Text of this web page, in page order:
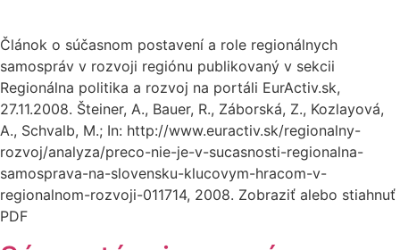
Článok o súčasnom postavení a role regionálnych
samospráv v rozvoji regiónu publikovaný v sekcii
Regionálna politika a rozvoj na portáli EurActiv.sk,
27.11.2008. Šteiner, A., Bauer, R., Záborská, Z., Kozlayová,
A., Schvalb, M.; In: http://www.euractiv.sk/regionalny-
rozvoj/analyza/preco-nie-je-v-sucasnosti-regionalna-
samosprava-na-slovensku-klucovym-hracom-v-
regionalnom-rozvoji-011714, 2008. Zobraziť alebo stiahnuť
PDF